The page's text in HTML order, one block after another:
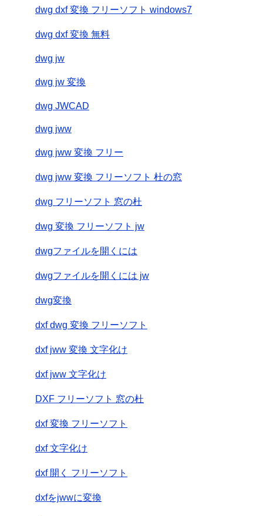
dwg dxf 変換 フリーソフト windows7
dwg dxf 変換 無料
dwg jw
dwg jw 変換
dwg JWCAD
dwg jww
dwg jww 変換 フリー
dwg jww 変換 フリーソフト 杜の窓
dwg フリーソフト 窓の杜
dwg 変換 フリーソフト jw
dwgファイルを開くには
dwgファイルを開くには jw
dwg変換
dxf dwg 変換 フリーソフト
dxf jww 変換 文字化け
dxf jww 文字化け
DXF フリーソフト 窓の杜
dxf 変換 フリーソフト
dxf 文字化け
dxf 開く フリーソフト
dxfをjwwに変換